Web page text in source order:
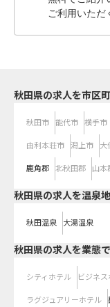
ご利用いただ
秋田県の求人を市区
秋田市 能代市 横手市
由利本荘市 潟上市 大
鹿角郡 北秋田郡 山本
秋田県の求人を温泉
秋田温泉 大湯温泉
秋田県の求人を業態
シティホテル ビジネ
ラグジュアリーホテル